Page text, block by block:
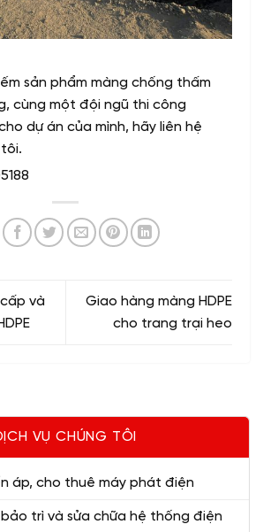
VỤ CHÚNG TÔI
áp, cho thuê máy phát điện
trì và sửa chữa hệ thống điện
sản phẩm màng chống thấm
cùng một đội ngũ thi công
dự án của mình, hãy liên hệ
và
Giao hàng màng HDPE
cho trang trại heo